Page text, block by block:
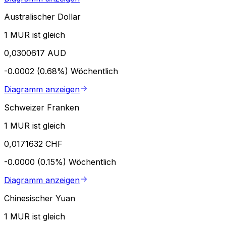
Australischer Dollar
1 MUR ist gleich
0,0300617 AUD
-0.0002 (0.68%) Wöchentlich
Diagramm anzeigen
Schweizer Franken
1 MUR ist gleich
0,0171632 CHF
-0.0000 (0.15%) Wöchentlich
Diagramm anzeigen
Chinesischer Yuan
1 MUR ist gleich